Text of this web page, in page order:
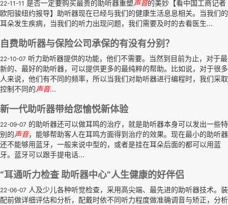
22-11-11 是否一定要购买最贵的助听器重塑声音的美妙【看中国工商记者
欧阳骏纽约报导】助听器现在已经与我们的健康生活息息相关。当我们的
耳朵发生疾病，当我们的听力出现问题，我们需要及时的去看医生...
自费助听器与保险公司承保的有没有分别？
22-10-07 听力助听器提供的功能，他们不需要。当然到目前为止，对于最
新的、最好的助听器，可以提供更多的最纯粹的帮助。比如说，对于很多
人来说，他们有不同的频率，所以当我们对助听器进行编程时，我们采取
控制不同的声音...
新一代助听器带给您愉悦新体验
22-09-07 的助听器还可以做耳鸣的治疗，就是助听器本身可以发出一些特
别的声音，能够帮助客人在耳鸣方面得到治疗的效果。现在最小的助听器
还不能够用蓝牙，一般来说中型的，或者是挂在耳朵后面的都可以用蓝
牙。蓝牙可以跟手提电话...
“耳通听力检查 助听器中心”人生健康的好伴侣
22-06-07 人及少儿各种听觉检查，采用高尖端、最先进的助听器技术。装
配前做详细评估和分析，配戴时依不同听力程度做准确调音与矫正，分析